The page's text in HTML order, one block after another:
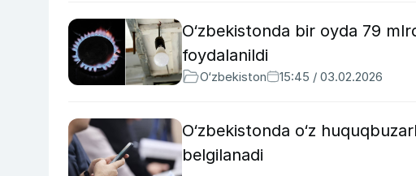
O‘zbekistonda bir oyda 79
foydalanildi
O‘zbekiston 15:45 / 03.02.2026
O‘zbekistonda o‘z
belgilanadi